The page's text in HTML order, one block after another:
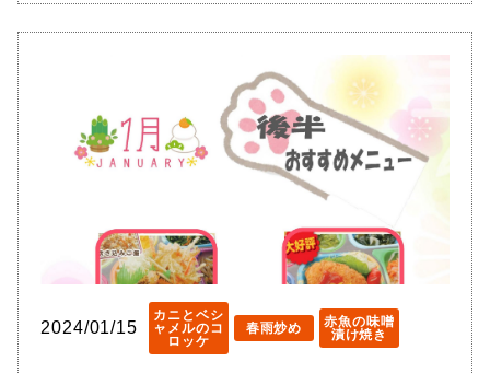
2024/01/15
カニとベシ
ャメルのコ
ロッケ
春雨炒め
赤魚の味噌
漬け焼き